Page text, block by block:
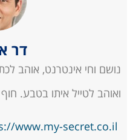
דר
נושם וחי אינטרנט, אוהב
ואוהב לטייל איתו בטבע.
www.my-secret.co.il